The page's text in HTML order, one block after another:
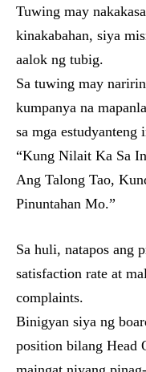
Tuwing may
kinakabahan, siya
aalok ng tubig.
Sa tuwing may
kumpanya na
sa mga estudyanteng
“Kung Nilait Ka Sa
Ang Talong Tao,
Pinuntahan Mo.”
Sa huli, natapos ang
satisfaction rate at
complaints.
Binigyan siya ng
position bilang Head